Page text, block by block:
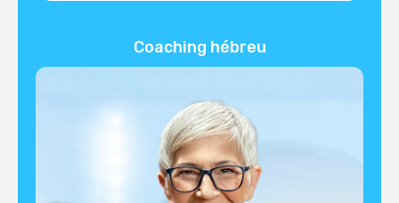
Coaching hébreu